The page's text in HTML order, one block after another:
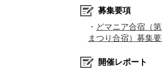
募集要項
・ どマニア合宿（
まつり合宿）募集
開催レポート